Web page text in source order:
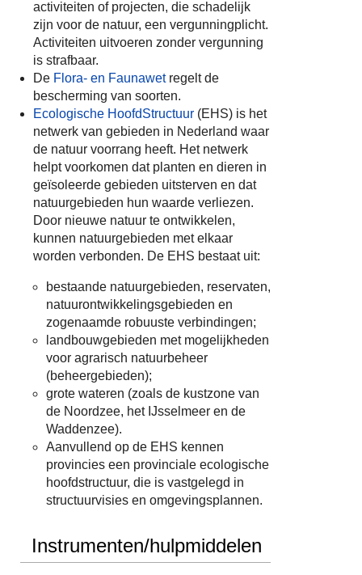
activiteiten of projecten, die schadelijk
zijn voor de natuur, een vergunningplicht.
Activiteiten uitvoeren zonder vergunning
is strafbaar.
De Flora- en Faunawetregelt de
bescherming van soorten.
Ecologische HoofdStructuur (EHS) is het
netwerk van gebieden in Nederland waar
de natuur voorrang heeft. Het netwerk
helpt voorkomen dat planten en dieren in
geïsoleerde gebieden uitsterven en dat
natuurgebieden hun waarde verliezen.
Door nieuwe natuur te ontwikkelen,
kunnen natuurgebieden met elkaar
worden verbonden. De EHS bestaat uit:
bestaande natuurgebieden, reservaten,
natuurontwikkelingsgebieden en
zogenaamde robuuste verbindingen;
landbouwgebieden met mogelijkheden
voor agrarisch natuurbeheer
(beheergebieden);
grote wateren (zoals de kustzone van
de Noordzee, het IJsselmeer en de
Waddenzee).
Aanvullend op de EHS kennen
provincies een provinciale ecologische
hoofdstructuur, die is vastgelegd in
structuurvisies en omgevingsplannen.
Instrumenten/hulpmiddelen